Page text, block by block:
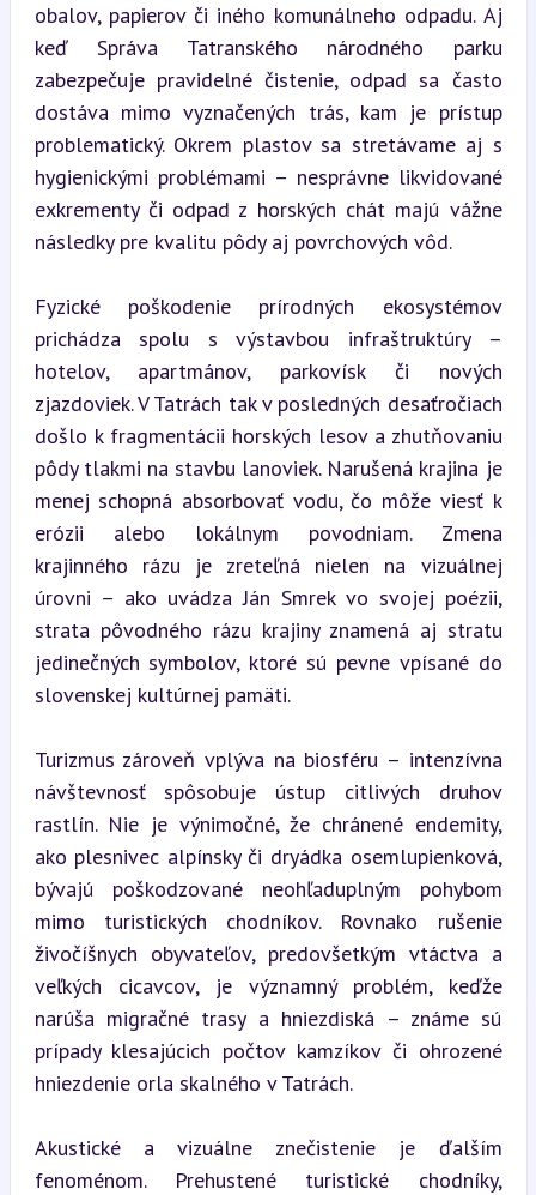
obalov, papierov či iného komunálneho odpadu. Aj
keď Správa Tatranského národného parku
zabezpečuje pravidelné čistenie, odpad sa často
dostáva mimo vyznačených trás, kam je prístup
problematický. Okrem plastov sa stretávame aj s
hygienickými problémami – nesprávne likvidované
exkrementy či odpad z horských chát majú vážne
následky pre kvalitu pôdy aj povrchových vôd.
Fyzické poškodenie prírodných ekosystémov
prichádza spolu s výstavbou infraštruktúry –
hotelov, apartmánov, parkovísk či nových
zjazdoviek. V Tatrách tak v posledných desaťročiach
došlo k fragmentácii horských lesov a zhutňovaniu
pôdy tlakmi na stavbu lanoviek. Narušená krajina je
menej schopná absorbovať vodu, čo môže viesť k
erózii alebo lokálnym povodniam. Zmena
krajinného rázu je zreteľná nielen na vizuálnej
úrovni – ako uvádza Ján Smrek vo svojej poézii,
strata pôvodného rázu krajiny znamená aj stratu
jedinečných symbolov, ktoré sú pevne vpísané do
slovenskej kultúrnej pamäti.
Turizmus zároveň vplýva na biosféru – intenzívna
návštevnosť spôsobuje ústup citlivých druhov
rastlín. Nie je výnimočné, že chránené endemity,
ako plesnivec alpínsky či dryádka osemlupienková,
bývajú poškodzované neohľaduplným pohybom
mimo turistických chodníkov. Rovnako rušenie
živočíšnych obyvateľov, predovšetkým vtáctva a
veľkých cicavcov, je významný problém, keďže
narúša migračné trasy a hniezdiská – známe sú
prípady klesajúcich počtov kamzíkov či ohrozené
hniezdenie orla skalného v Tatrách.
Akustické a vizuálne znečistenie je ďalším
fenoménom. Prehustené turistické chodníky,